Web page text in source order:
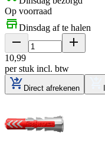
Op voorraad
Dinsdag af te halen
10,99
per stuk incl. btw
Direct afrekenen